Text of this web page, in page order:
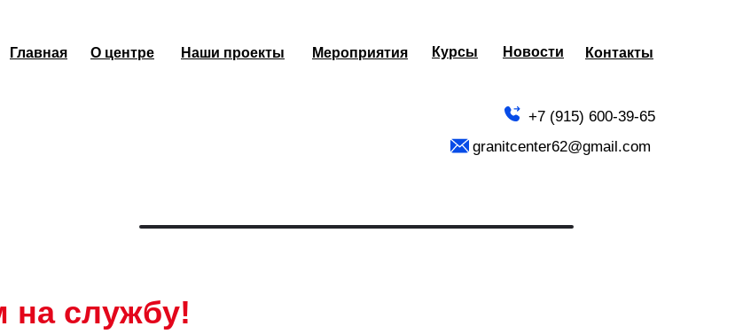
Контакты
Контакты
О центре Новости
granitcenter62@gmail.com
+7 (915) 600-39-65
Наши проекты Курсы
Мероприятия
Мероприятия
Главная
на службу!